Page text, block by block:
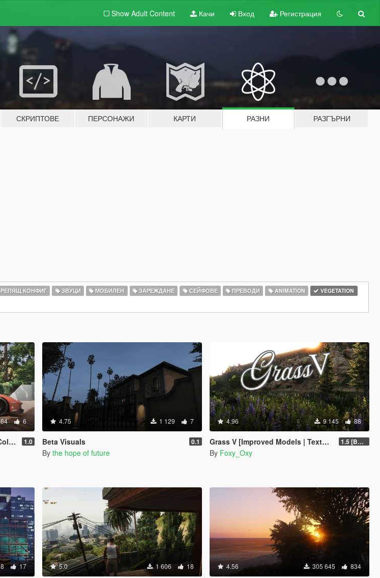
Show Adult Content Качи Вход Регистрация
СКРИПТОВЕ ПЕРСОНАЖИ КАРТИ РАЗНИ РАЗГЪРНИ
КОНФИГ ЗВУЦИ МОБИЛЕН ЗАРЕЖДАНЕ СЕЙФОВЕ ПРЕВОДИ ANIMATION
VEGETATION
6
1.0
4.75 1 129 7
Beta Visuals 0.1
By the hope of future
4.96 9 145 88
Grass V [Improved Models | Textures | Density] 1.5 [BETA]
By Foxy_Oxy
17 5.0 1 606 18 4.56 305 645 834